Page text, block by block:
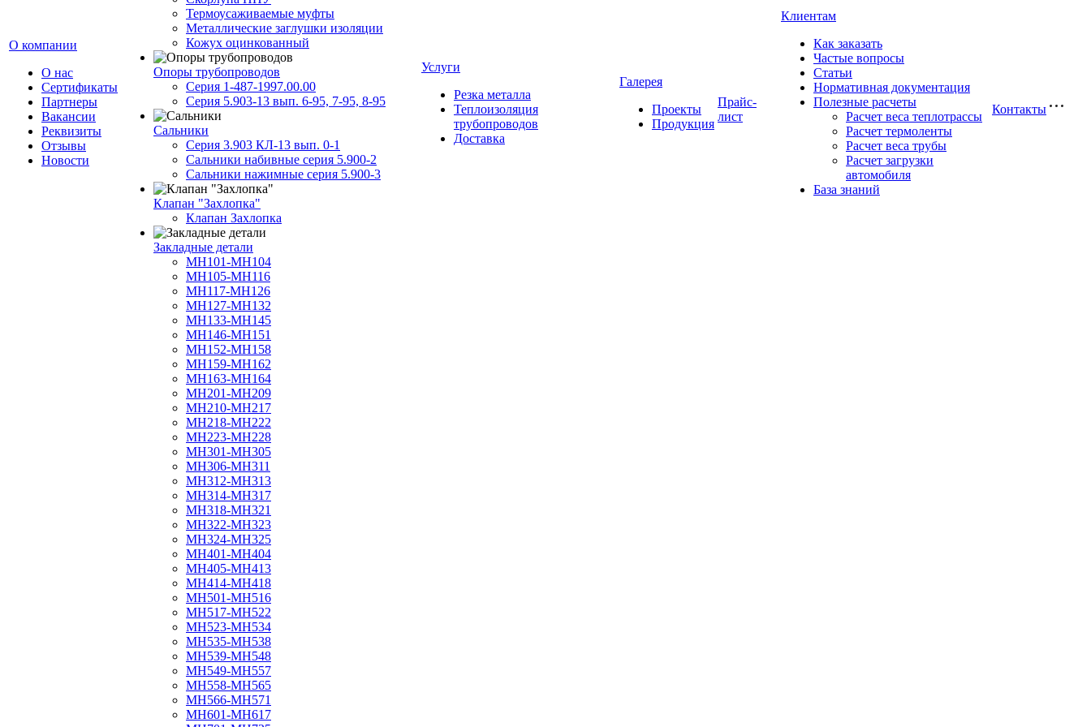
О компании
О нас
Сертификаты
Партнеры
Вакансии
Реквизиты
Отзывы
Новости
Термоусаживаемые муфты
Металлические заглушки изоляции
Кожух оцинкованный
Опоры трубопроводов
Серия 1-487-1997.00.00
Серия 5.903-13 вып. 6-95, 7-95, 8-95
Сальники
Серия 3.903 КЛ-13 вып. 0-1
Сальники набивные серия 5.900-2
Сальники нажимные серия 5.900-3
Клапан "Захлопка"
Клапан Захлопка
Закладные детали
МН101-МН104
МН105-МН116
МН117-МН126
МН127-МН132
МН133-МН145
МН146-МН151
МН152-МН158
МН159-МН162
МН163-МН164
МН201-МН209
МН210-МН217
МН218-МН222
МН223-МН228
МН301-МН305
МН306-МН311
МН312-МН313
МН314-МН317
МН318-МН321
МН322-МН323
МН324-МН325
МН401-МН404
МН405-МН413
МН414-МН418
МН501-МН516
МН517-МН522
МН523-МН534
МН535-МН538
МН539-МН548
МН549-МН557
МН558-МН565
МН566-МН571
МН601-МН617
Услуги
Резка металла
Теплоизоляция
трубопроводов
Доставка
Галерея
Проекты
Продукция
Прайс-
лист
Клиентам
Как заказать
Частые вопросы
Статьи
Нормативная документация
Полезные расчеты
Расчет веса теплотрассы
Расчет термоленты
Расчет веса трубы
Расчет загрузки
автомобиля
База знаний
Контакты